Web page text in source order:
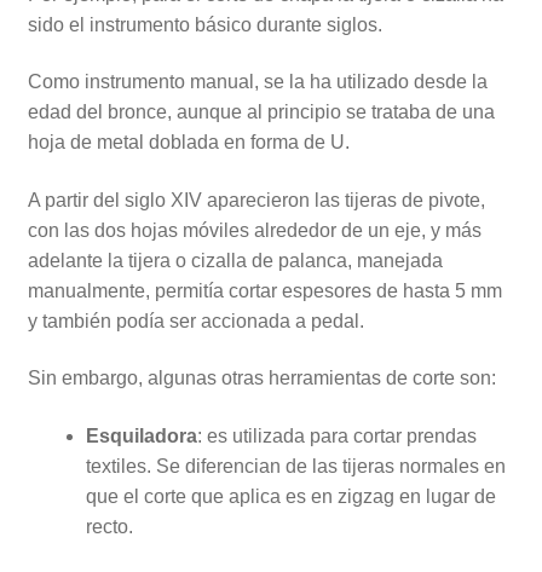
sido el instrumento básico durante siglos.
Como instrumento manual, se la ha utilizado desde la
edad del bronce, aunque al principio se trataba de una
hoja de metal doblada en forma de U.
A partir del siglo XIV aparecieron las tijeras de pivote,
con las dos hojas móviles alrededor de un eje, y más
adelante la tijera o cizalla de palanca, manejada
manualmente, permitía cortar espesores de hasta 5 mm
y también podía ser accionada a pedal.
Sin embargo, algunas otras herramientas de corte son:
Esquiladora: es utilizada para cortar prendas
textiles. Se diferencian de las tijeras normales en
que el corte que aplica es en zigzag en lugar de
recto.